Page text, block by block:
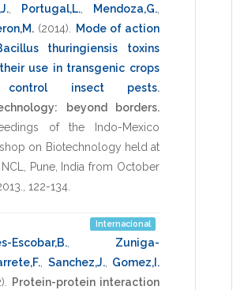
, Portugal,L., Mendoza,G.,
(2014). Mode of action
thuringiensis toxins
use in transgenic crops
insect pests.
beyond borders.
of the Indo-Mexico
on Biotechnology held at
NCL, Pune, India from October
, 122-134.
Internacional
Escobar,B., Zuniga-
, Sanchez,J., Gomez,I.
. Protein-protein interaction